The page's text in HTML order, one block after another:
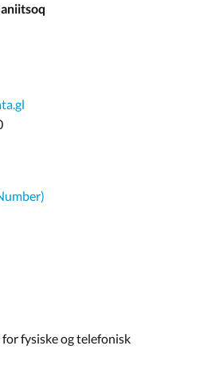
fysiske og telefonisk